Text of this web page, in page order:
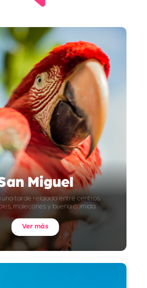
Miguel
una tarde relajada entre centros
malecones y buena comida.
Ver más